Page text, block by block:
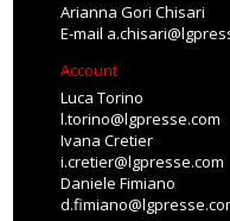
Arianna Gori Chisari
E-mail
Account
Luca Torino
l.torino@lgpresse.com
Ivana Cretier
i.cretier@lgpresse.com
Daniele Fimiano